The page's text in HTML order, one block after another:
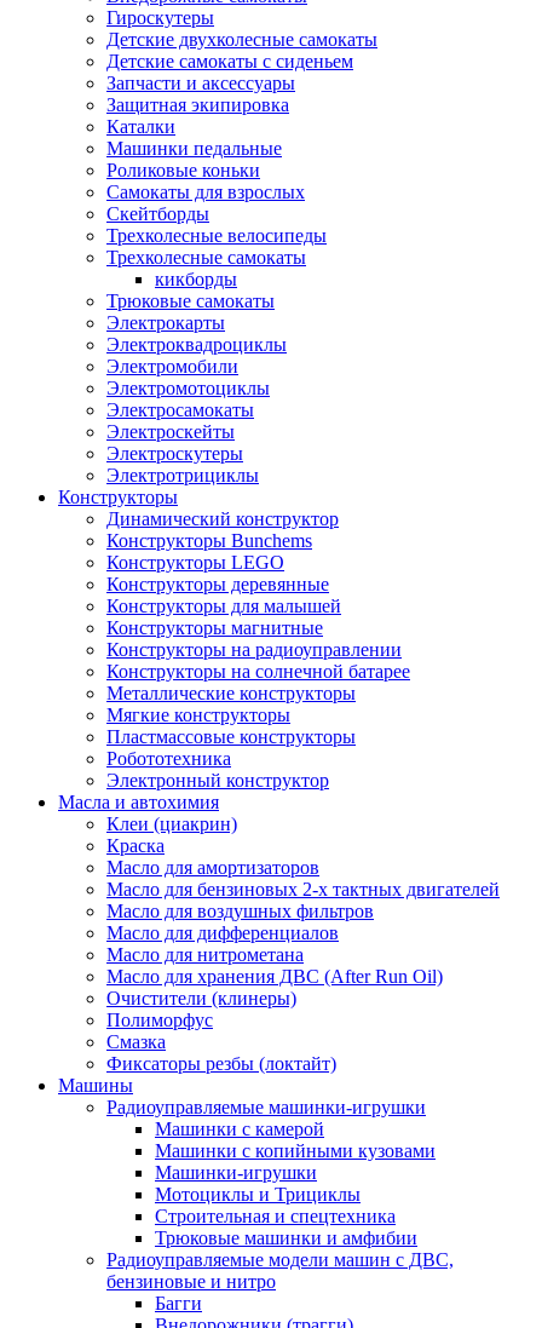
Гироскутеры
Детские двухколесные самокаты
Детские самокаты с сиденьем
Запчасти и аксессуары
Защитная экипировка
Каталки
Машинки педальные
Роликовые коньки
Самокаты для взрослых
Скейтборды
Трехколесные велосипеды
Трехколесные самокаты
кикборды
Трюковые самокаты
Электрокарты
Электроквадроциклы
Электромобили
Электромотоциклы
Электросамокаты
Электроскейты
Электроскутеры
Электротрициклы
Конструкторы
Динамический конструктор
Конструкторы Bunchems
Конструкторы LEGO
Конструкторы деревянные
Конструкторы для малышей
Конструкторы магнитные
Конструкторы на радиоуправлении
Конструкторы на солнечной батарее
Металлические конструкторы
Мягкие конструкторы
Пластмассовые конструкторы
Робототехника
Электронный конструктор
Масла и автохимия
Клеи (циакрин)
Краска
Масло для амортизаторов
Масло для бензиновых 2-х тактных двигателей
Масло для воздушных фильтров
Масло для дифференциалов
Масло для нитрометана
Масло для хранения ДВС (After Run Oil)
Очистители (клинеры)
Полиморфус
Смазка
Фиксаторы резбы (локтайт)
Машины
Радиоуправляемые машинки-игрушки
Машинки с камерой
Машинки с копийными кузовами
Машинки-игрушки
Мотоциклы и Трициклы
Строительная и спецтехника
Трюковые машинки и амфибии
Радиоуправляемые модели машин с ДВС,
бензиновые и нитро
Багги